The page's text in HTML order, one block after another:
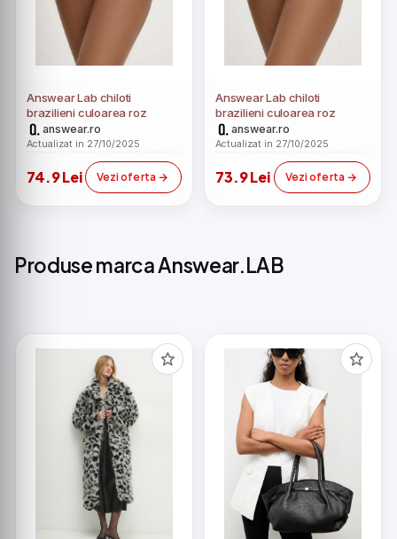
Answear Lab chiloti
brazilieni culoarea roz
answear.ro
Actualizat in 27/10/2025
74.9 Lei Vezi oferta
Answear Lab chiloti
brazilieni culoarea roz
answear.ro
Actualizat in 27/10/2025
73.9 Lei Vezi oferta
Produse marca Answear.LAB